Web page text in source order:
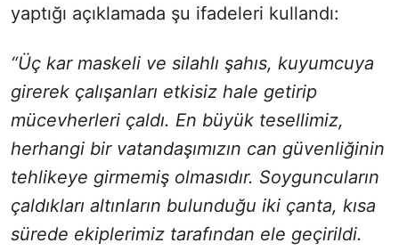
yaptığı açıklamada şu ifadeleri kullandı:
“Üç kar maskeli ve silahlı şahıs, kuyumcuya
girerek çalışanları etkisiz hale getirip
mücevherleri çaldı. En büyük tesellimiz,
herhangi bir vatandaşımızın can güvenliğinin
tehlikeye girmemiş olmasıdır. Soyguncuların
çaldıkları altınların bulunduğu iki çanta, kısa
sürede ekiplerimiz tarafından ele geçirildi.